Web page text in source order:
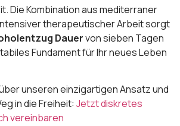
Die Kombination aus mediterraner
therapeutischer Arbeit sorgt
Dauervon sieben Tagen
Fundament für Ihr neues Leben
unseren einzigartigen Ansatz und
in die Freiheit: Jetzt diskretes
vereinbaren